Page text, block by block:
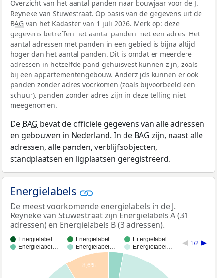
Overzicht van het aantal panden naar bouwjaar voor de J.
Reyneke van Stuwestraat. Op basis van de gegevens uit de
BAG van het Kadaster van 1 juli 2026. Merk op: deze
gegevens betreffen het aantal panden met een adres. Het
aantal adressen met panden in een gebied is bijna altijd
hoger dan het aantal panden. Dit is omdat er meerdere
adressen in hetzelfde pand gehuisvest kunnen zijn, zoals
bij een appartementengebouw. Anderzijds kunnen er ook
panden zonder adres voorkomen (zoals bijvoorbeeld een
schuur), panden zonder adres zijn in deze telling niet
meegenomen.
De BAG bevat de officiële gegevens van alle adressen
en gebouwen in Nederland. In de BAG zijn, naast alle
adressen, alle panden, verblijfsobjecten,
standplaatsen en ligplaatsen geregistreerd.
Energielabels
De meest voorkomende energielabels in de J.
Reyneke van Stuwestraat zijn Energielabels A (31
adressen) en Energielabels B (3 adressen).
Energielabel… Energielabel…
Energielabel…
Energielabel…
Energielabel… Energielabel…
1/2
8,6%